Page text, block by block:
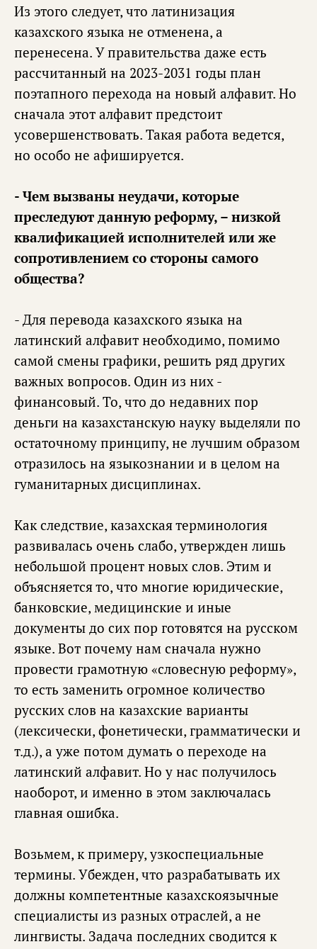
Из этого следует, что латинизация
казахского языка не отменена, а
перенесена. У правительства даже есть
рассчитанный на 2023-2031 годы план
поэтапного перехода на новый алфавит. Но
сначала этот алфавит предстоит
усовершенствовать. Такая работа ведется,
но особо не афишируется.
- Чем вызваны неудачи, которые
преследуют данную реформу, – низкой
квалификацией исполнителей или же
сопротивлением со стороны самого
общества?
- Для перевода казахского языка на
латинский алфавит необходимо, помимо
самой смены графики, решить ряд других
важных вопросов. Один из них -
финансовый. То, что до недавних пор
деньги на казахстанскую науку выделяли по
остаточному принципу, не лучшим образом
отразилось на языкознании и в целом на
гуманитарных дисциплинах.
Как следствие, казахская терминология
развивалась очень слабо, утвержден лишь
небольшой процент новых слов. Этим и
объясняется то, что многие юридические,
банковские, медицинские и иные
документы до сих пор готовятся на русском
языке. Вот почему нам сначала нужно
провести грамотную «словесную реформу»,
то есть заменить огромное количество
русских слов на казахские варианты
(лексически, фонетически, грамматически и
т.д.), а уже потом думать о переходе на
латинский алфавит. Но у нас получилось
наоборот, и именно в этом заключалась
главная ошибка.
Возьмем, к примеру, узкоспециальные
термины. Убежден, что разрабатывать их
должны компетентные казахскоязычные
специалисты из разных отраслей, а не
лингвисты. Задача последних сводится к